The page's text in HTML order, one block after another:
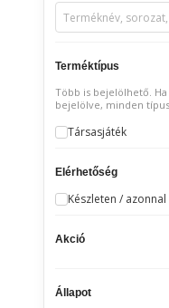
Terméktípus
Több is bejelölhető.
bejelölve, minden
Társasjáték
Elérhetőség
Készleten /
Akció
Állapot